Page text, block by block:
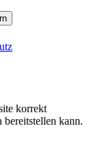
korrekt
kann.